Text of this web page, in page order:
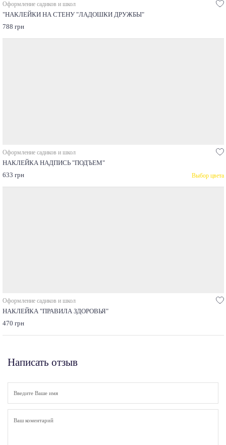
Оформление садиков и школ
"НАКЛЕЙКИ НА СТЕНУ "ЛАДОШКИ ДРУЖБЫ"
788 грн
Оформление садиков и школ
НАКЛЕЙКА НАДПИСЬ "ПОДЪЕМ"
633 грн
Выбор цвета
Оформление садиков и школ
НАКЛЕЙКА "ПРАВИЛА ЗДОРОВЬЯ"
470 грн
Написать отзыв